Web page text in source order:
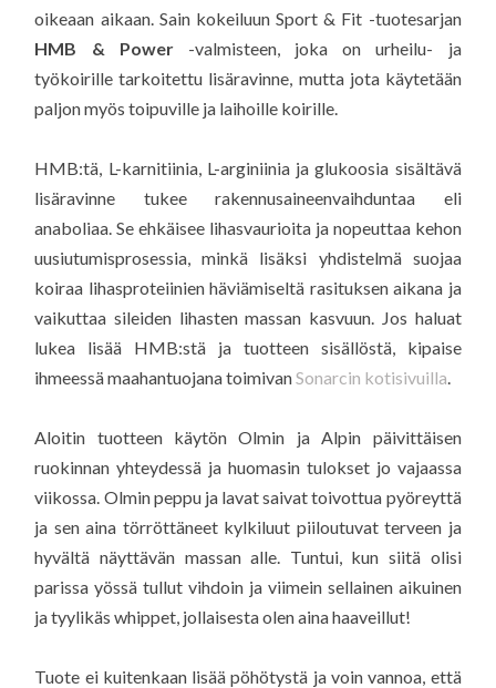
oikeaan aikaan. Sain kokeiluun Sport & Fit -tuotesarjan
HMB & Power-valmisteen, joka on urheilu- ja
työkoirille tarkoitettu lisäravinne, mutta jota käytetään
paljon myös toipuville ja laihoille koirille.
HMB:tä, L-karnitiinia, L-arginiinia ja glukoosia sisältävä
lisäravinne tukee rakennusaineenvaihduntaa eli
anaboliaa. Se ehkäisee lihasvaurioita ja nopeuttaa kehon
uusiutumisprosessia, minkä lisäksi yhdistelmä suojaa
koiraa lihasproteiinien häviämiseltä rasituksen aikana ja
vaikuttaa sileiden lihasten massan kasvuun. Jos haluat
lukea lisää HMB:stä ja tuotteen sisällöstä, kipaise
ihmeessä maahantuojana toimivan Sonarcin kotisivuilla
Aloitin tuotteen käytön Olmin ja Alpin päivittäisen
ruokinnan yhteydessä ja huomasin tulokset jo vajaassa
viikossa. Olmin peppu ja lavat saivat toivottua pyöreyttä
ja sen aina törröttäneet kylkiluut piiloutuvat terveen ja
hyvältä näyttävän massan alle. Tuntui, kun siitä olisi
parissa yössä tullut vihdoin ja viimein sellainen aikuinen
ja tyylikäs whippet, jollaisesta olen aina haaveillut!
Tuote ei kuitenkaan lisää pöhötystä ja voin vannoa, että